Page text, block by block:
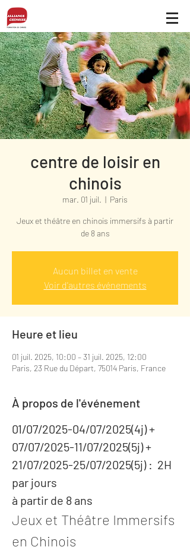
centre de loisir en
chinois
mar. 01 juil.
  |
Paris
Jeux et théâtre en chinois immersifs à partir
de 8 ans
Aucun billet en vente
Voir d'autres événements
Heure et lieu
01 juil. 2025, 10:00 – 31 juil. 2025, 12:00
Paris, 23 Rue du Départ, 75014 Paris, France
À propos de l'événement
01/07/2025-04/07/2025(4j) +
07/07/2025-11/07/2025(5j) +
21/07/2025-25/07/2025(5j) :  2H
par jours
à partir de 8 ans
Jeux et Théâtre Immersifs
en Chinois